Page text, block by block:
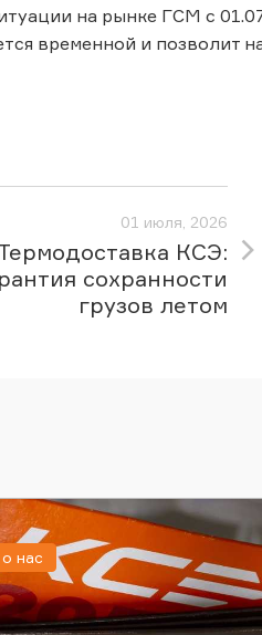
на рынке ГСМ с
временной и позволит
01 июля, 2026
КСЭ:
сохранности
грузов летом
нас